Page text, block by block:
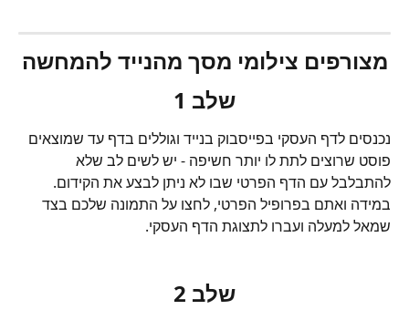
מצורפים צילומי מסך מהנייד להמחשה
שלב 1
נכנסים לדף העסקי בפייסבוק בנייד וגוללים בדף עד שמוצאים
פוסט שרוצים לתת לו יותר חשיפה - יש לשים לב שלא
להתבלבל עם הדף הפרטי שבו לא ניתן לבצע את הקידום.
במידה ואתם בפרופיל הפרטי, לחצו על התמונה שלכם בצד
שמאל למעלה ועברו לתצוגת הדף העסקי.
שלב 2